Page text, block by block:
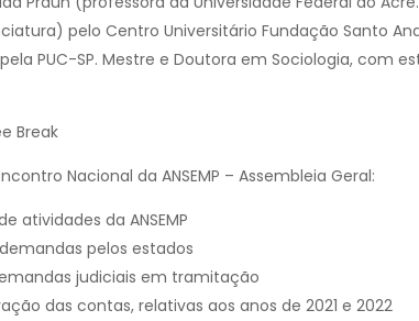
pelo Centro Universitário Fundação Santo
PUC-SP. Mestre e Doutora em Sociologia, com
Break
Nacional da ANSEMP – Assembleia Geral:
atividades da ANSEMP
pelos estados
judiciais em tramitação
das contas, relativas aos anos de 2021 e 2022